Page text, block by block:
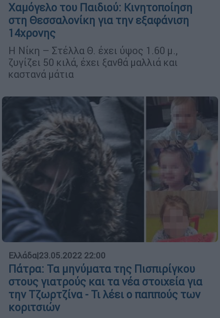
Χαμόγελο του Παιδιού: Κινητοποίηση
στη Θεσσαλονίκη για την εξαφάνιση
14χρονης
Η Νίκη – Στέλλα Θ. έχει ύψος 1.60 μ.,
ζυγίζει 50 κιλά, έχει ξανθά μαλλιά και
καστανά μάτια
Ελλάδα|23.05.2022 22:00
Πάτρα: Τα μηνύματα της Πισπιρίγκου
στους γιατρούς και τα νέα στοιχεία για
την Τζωρτζίνα - Τι λέει ο παππούς των
κοριτσιών